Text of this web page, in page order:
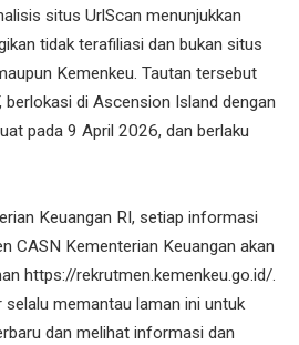
situs UrlScan menunjukkan
tidak terafiliasi dan bukan situs
Kemenkeu. Tautan tersebut
berlokasi di Ascension Island dengan
pada 9 April 2026, dan berlaku
Keuangan RI, setiap informasi
CASN Kementerian Keuangan akan
https://rekrutmen.kemenkeu.go.id/.
selalu memantau laman ini untuk
dan melihat informasi dan